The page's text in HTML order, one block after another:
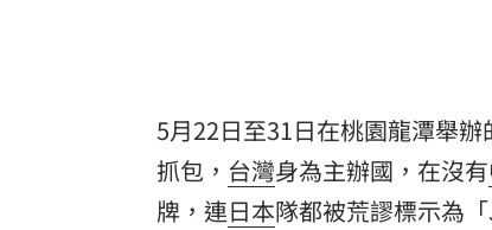
5月22日至31日在桃園龍潭舉
抓包， 台灣身為主辦國，在沒有
牌，連日本隊都被荒謬標示為